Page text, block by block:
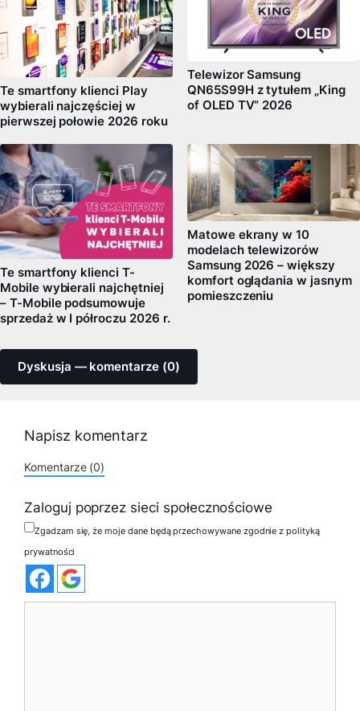
Te smartfony klienci Play
wybierali najczęściej w
pierwszej połowie 2026 roku
Telewizor Samsung
QN65S99H z tytułem „King
of OLED TV” 2026
Te smartfony klienci T-
Mobile wybierali najchętniej
– T-Mobile podsumowuje
sprzedaż w I półroczu 2026 r.
Matowe ekrany w 10
modelach telewizorów
Samsung 2026 – większy
komfort oglądania w jasnym
pomieszczeniu
Dyskusja — komentarze (0)
Napisz komentarz
Komentarze (0)
Zaloguj poprzez sieci społecznościowe
Zgadzam się, że moje dane będą przechowywane zgodnie z polityką
prywatności